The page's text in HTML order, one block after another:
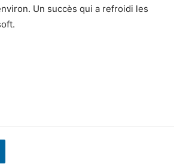
Un succès qui a refroidi les